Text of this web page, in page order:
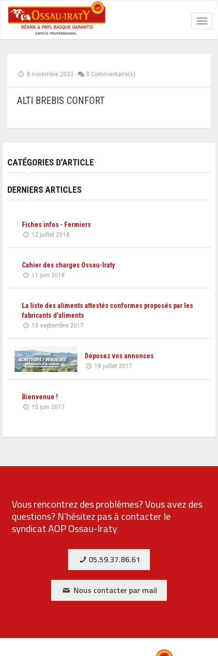
8 novembre 2023 - 0 Commentaire(s)
ALTI BREBIS CONFORT
CATÉGORIES D'ARTICLE
DERNIERS ARTICLES
Fiches infos - Fermiers
12 juillet 2018
Cahier des charges Ossau-Iraty
11 juin 2018
La liste des aliments attestés conformes proposés par les
fabricants d'aliments
15 septembre 2017
Déposez vos annonces
18 juillet 2017
Bienvenue !
15 juin 2017
Vous rencontrez des problèmes? Vous avez des
questions? N'hésitez pas à contacter le
syndicat AOP Ossau-Iraty
05.59.37.86.61
Nous contacter par mail